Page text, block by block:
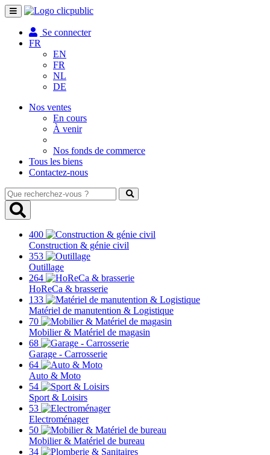
Toggle
navigation
Se connecter
FR
EN
FR
NL
DE
Nos ventes
En cours
À venir
Nos fonds de commerce
Tous les biens
Contactez-nous
Que
recherchez-
vous
400
Construction & génie civil
353
Outillage
264
HoReCa & brasserie
133
Matériel de manutention & Logistique
70
Mobilier & Matériel de magasin
68
Garage - Carrosserie
64
Auto & Moto
54
Sport & Loisirs
53
Electroménager
50
Mobilier & Matériel de bureau
34